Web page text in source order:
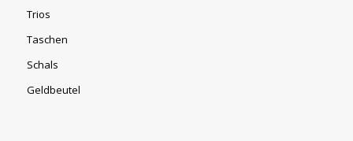
Trios
Taschen
Schals
Geldbeutel